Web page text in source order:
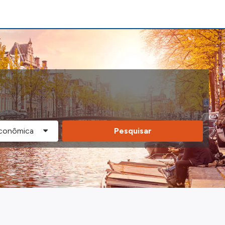
Pesquisar